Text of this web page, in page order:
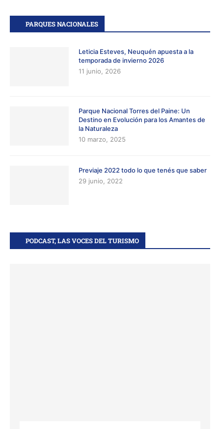
PARQUES NACIONALES
Leticia Esteves, Neuquén apuesta a la
temporada de invierno 2026
11 junio, 2026
Parque Nacional Torres del Paine: Un
Destino en Evolución para los Amantes de
la Naturaleza
10 marzo, 2025
Previaje 2022 todo lo que tenés que saber
29 junio, 2022
PODCAST, LAS VOCES DEL TURISMO